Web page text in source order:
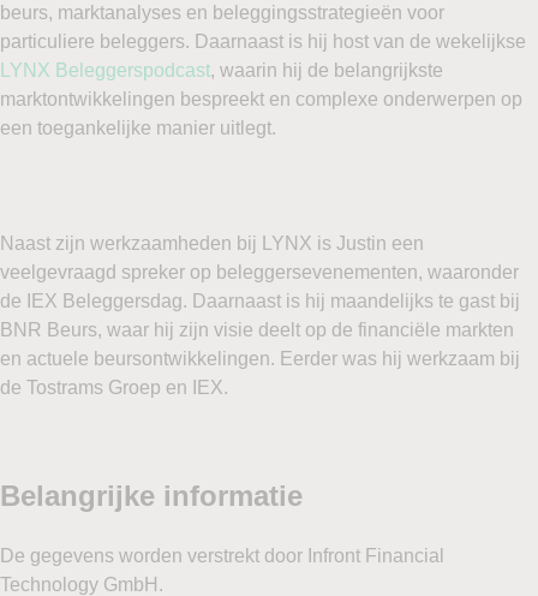
beurs, marktanalyses en beleggingsstrategieën voor
particuliere beleggers. Daarnaast is hij host van de wekelijkse
LYNX Beleggerspodcast, waarin hij de belangrijkste
marktontwikkelingen bespreekt en complexe onderwerpen op
een toegankelijke manier uitlegt.
Naast zijn werkzaamheden bij LYNX is Justin een
veelgevraagd spreker op beleggersevenementen, waaronder
de IEX Beleggersdag. Daarnaast is hij maandelijks te gast bij
BNR Beurs, waar hij zijn visie deelt op de financiële markten
en actuele beursontwikkelingen. Eerder was hij werkzaam bij
de Tostrams Groep en IEX.